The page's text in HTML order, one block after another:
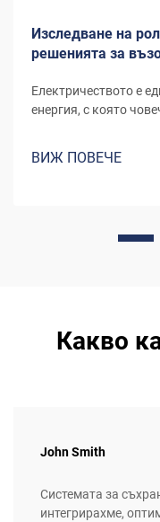
Изследване на
решенията за
Електричеството е
енергия, с която
турбини или панели
ВИЖ ПОВЕЧЕ
Какво
John Smith
Системата за
интегрирахме,